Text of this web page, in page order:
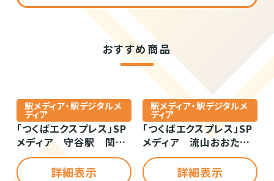
おすすめ商品
駅メディア・駅デジタルメ
ディア
「つくばエクスプレス」SP
メディア 守谷駅 関連
ユニット（申請)
詳細表示
駅メディア・駅デジタルメ
ディア
「つくばエクスプレス」SP
メディア 流山おおたか
の森駅 関連ユニット（申
請)
詳細表示